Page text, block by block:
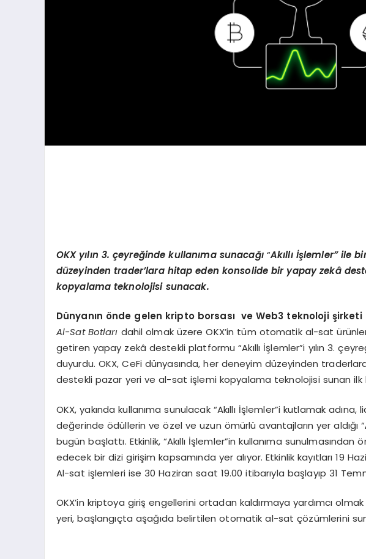
OKXyılın 3. çeyreğinde kullanıma sunacağı “Akıllı İşlemler” ile
düzeyinden trader’lara hitap eden konsolide bir yapay zekâ
kopyalama teknolojisi sunacak.
Dünyanın önde gelen kripto borsası ve Web3 teknoloji şirketi
Al-Sat Botları dahil olmak üzere OKX’in tüm otomatik al-sat
getiren yapay zekâ destekli platformu “Akıllı İşlemler”i yılın 3.
duyurdu. OKX, CeFi dünyasında, her deneyim düzeyinden
destekli pazar yeri ve al-sat işlemi kopyalama teknolojisi sunan ilk
OKX, yakında kullanıma sunulacak “Akıllı İşlemler”i kutlamak adına,
değerinde ödüllerin ve özel ve uzun ömürlü avantajların yer aldığı “
bugün başlattı. Etkinlik, “Akıllı İşlemler”in kullanıma
edecek bir dizi girişim kapsamında yer alıyor. Etkinlik kayıtları 19
Al-sat işlemleri ise 30 Haziran saat 19.00 itibarıyla başlayıp 31
OKX’in kriptoya giriş engellerini ortadan kaldırmaya yardımcı
yeri, başlangıçta aşağıda belirtilen otomatik al-sat çözümlerini